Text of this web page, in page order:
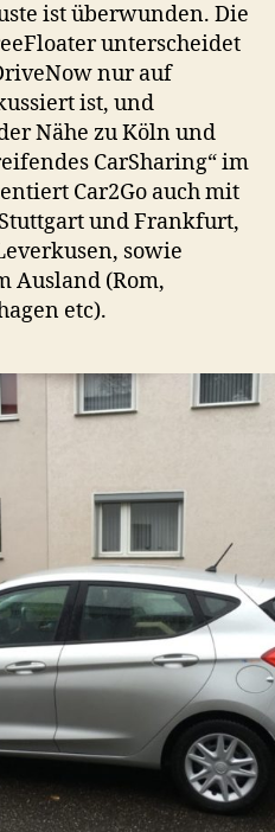
ist überwunden. Die
unterscheidet
nur auf
ist, und
Nähe zu Köln und
CarSharing“ im
Car2Go auch mit
und Frankfurt,
sowie
Ausland (Rom,
etc).